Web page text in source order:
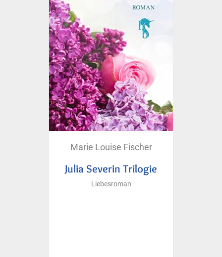
Marie Louise Fischer
Julia Severin Trilogie
Liebesroman